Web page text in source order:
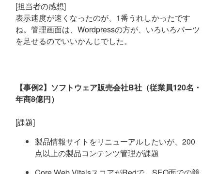
[担当者の感想]
表示速度が速くなったのが、1番うれしかったです
ね。管理画面は、Wordpressの方が、いろいろパーツ
を足せるのでいいかんじでした。
【事例2】ソフトウェア販売会社B社（従業員120名・
年商8億円）
[課題]
製品情報サイトをリニューアルしたいが、200
点以上の製品コンテンツ管理が課題